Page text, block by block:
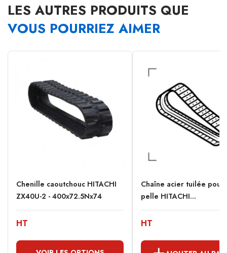
LES AUTRES PRODUITS QUE
VOUS POURRIEZ AIMER
Chenille caoutchouc HITACHI
ZX40U-2 - 400x72.5Nx74
HT
Chaîne acier tuilée pour
pelle HITACHI...
HT